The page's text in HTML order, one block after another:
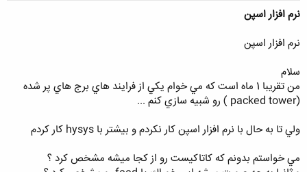
نرم افزار اسپن
نرم افزار اسپن
سلام
من تقريبا 1 ماه است كه مي خوام يكي از فرايند هاي برج هاي پر شده
(packed tower ) رو شبيه سازي كنم ...
ولي تا به حال با نرم افزار اسپن كار نكردم و بيشتر با hysys كار كردم
مي خواستم بدونم كه كاتاكيست رو از كجا ميشه مشخص كرد ؟